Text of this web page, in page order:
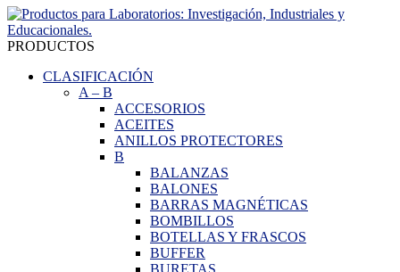
y
Educacionales.
PRODUCTOS
CLASIFICACIÓN
A– B
ACCESORIOS
ACEITES
ANILLOS PROTECTORES
B
BALANZAS
BALONES
BARRAS MAGNÉTICAS
BOMBILLOS
BOTELLAS Y FRASCOS
BUFFER